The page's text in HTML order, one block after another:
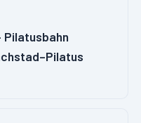
Pilatusbahn